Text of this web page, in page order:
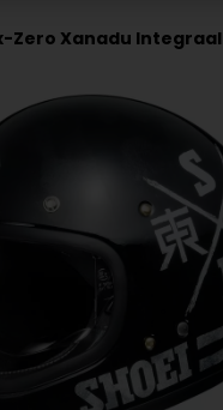
Zero Xanadu